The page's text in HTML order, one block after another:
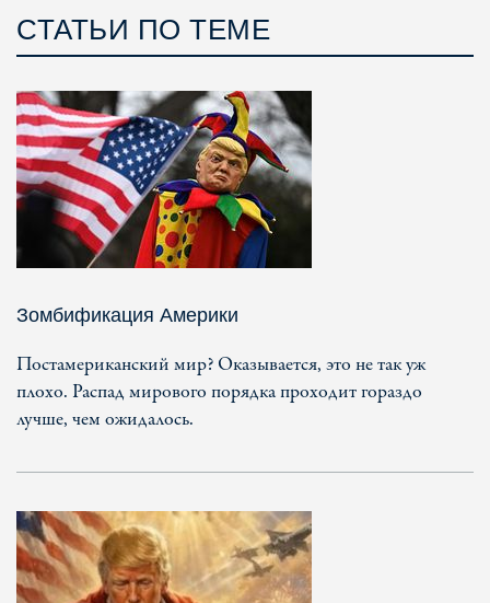
СТАТЬИ ПО ТЕМЕ
Зомбификация Америки
Постамериканский мир? Оказывается, это не так уж
плохо. Распад мирового порядка проходит гораздо
лучше, чем ожидалось.